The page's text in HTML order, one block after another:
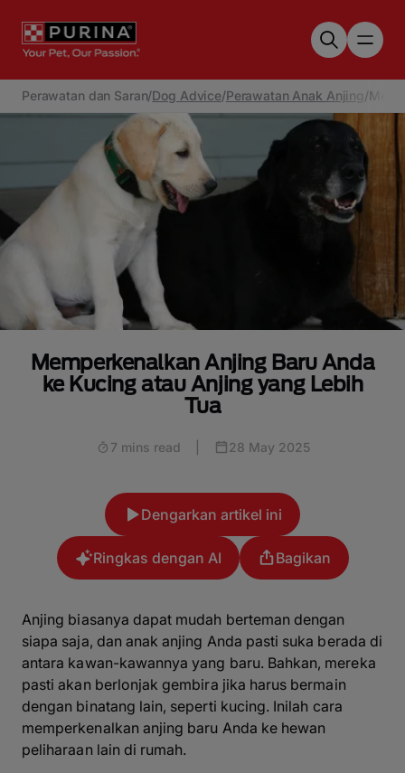
Perawatan dan Saran/Dog Advice/Perawatan Anak Anjing /
Memperkenalkan Anjing Baru Anda
ke Kucing atau Anjing yang Lebih
Tua
7 mins read 28 May 2025
Dengarkan artikel ini
Ringkas dengan AI Bagikan
Anjing biasanya dapat mudah berteman dengan
siapa saja, dan anak anjing Anda pasti suka berada di
antara kawan-kawannya yang baru. Bahkan, mereka
pasti akan berlonjak gembira jika harus bermain
dengan binatang lain, seperti kucing. Inilah cara
memperkenalkan anjing baru Anda ke hewan
peliharaan lain di rumah.